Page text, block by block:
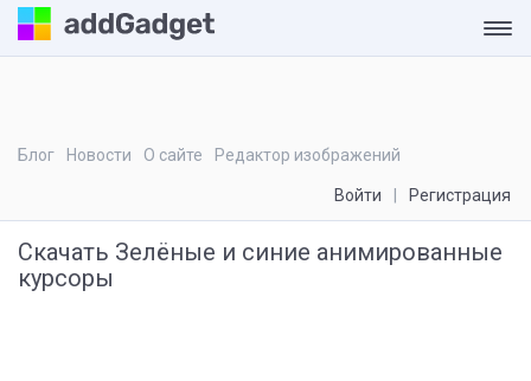
Блог Новости О сайте Редактор изображений
Войти Регистрация
Скачать Зелёные и синие анимированные
курсоры